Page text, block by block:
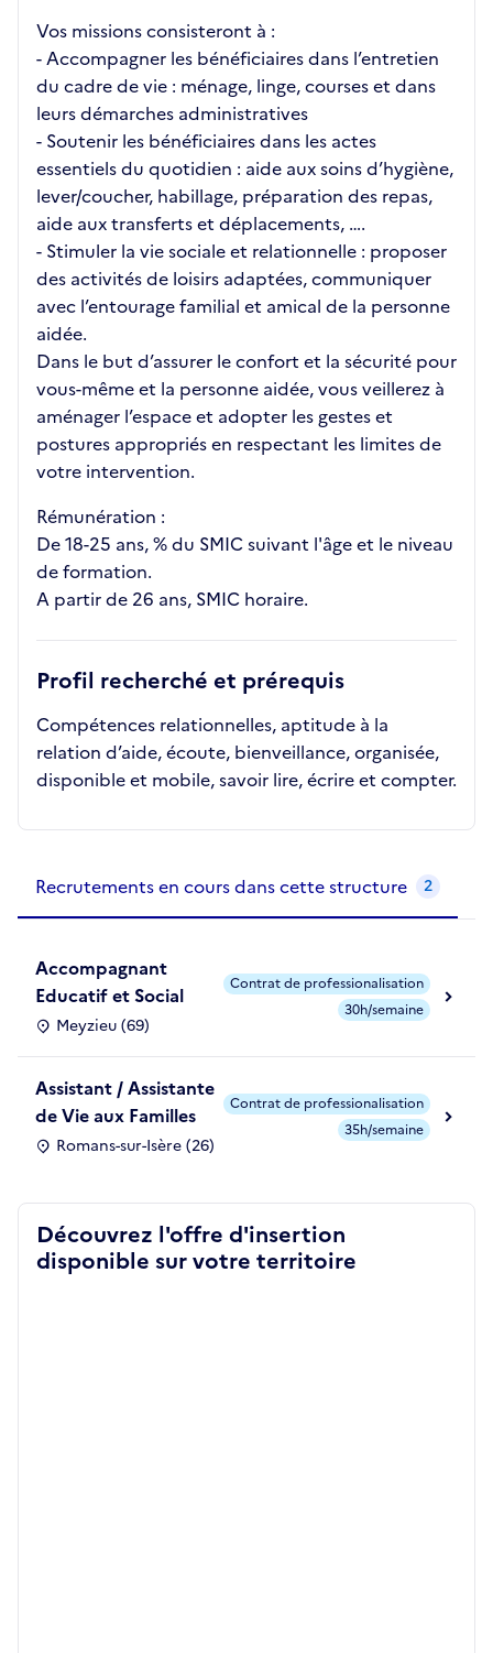
Vos missions consisteront à :
- Accompagner les bénéficiaires dans l’entretien
du cadre de vie : ménage, linge, courses et dans
leurs démarches administratives
- Soutenir les bénéficiaires dans les actes
essentiels du quotidien : aide aux soins d’hygiène,
lever/coucher, habillage, préparation des repas,
aide aux transferts et déplacements, ….
- Stimuler la vie sociale et relationnelle : proposer
des activités de loisirs adaptées, communiquer
avec l’entourage familial et amical de la personne
aidée.
Dans le but d’assurer le confort et la sécurité pour
vous-même et la personne aidée, vous veillerez à
aménager l’espace et adopter les gestes et
postures appropriés en respectant les limites de
votre intervention.
Rémunération :
De 18-25 ans, % du SMIC suivant l'âge et le niveau
de formation.
A partir de 26 ans, SMIC horaire.
Profil recherché et prérequis
Compétences relationnelles, aptitude à la
relation d’aide, écoute, bienveillance, organisée,
disponible et mobile, savoir lire, écrire et compter.
Recrutements en cours dans cette structure 2
Accompagnant
Educatif et Social
Meyzieu (69)
Contrat de professionalisation
30h/semaine
Assistant / Assistante
de Vie aux Familles
Romans-sur-Isère (26)
Contrat de professionalisation
35h/semaine
Découvrez l'offre d'insertion
disponible sur votre territoire